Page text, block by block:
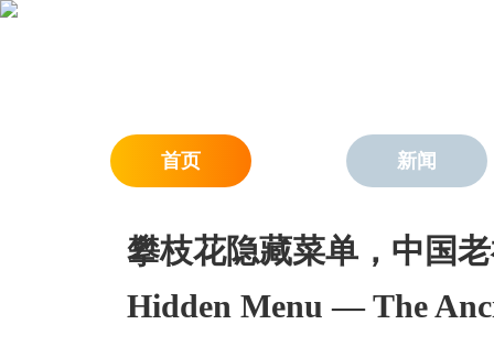
首页 新闻
攀枝花隐藏菜单，中国
Hidden Menu — The